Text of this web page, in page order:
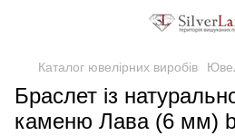
Каталог ювелірних виробів
Браслет із
каменю Лава (6 мм)